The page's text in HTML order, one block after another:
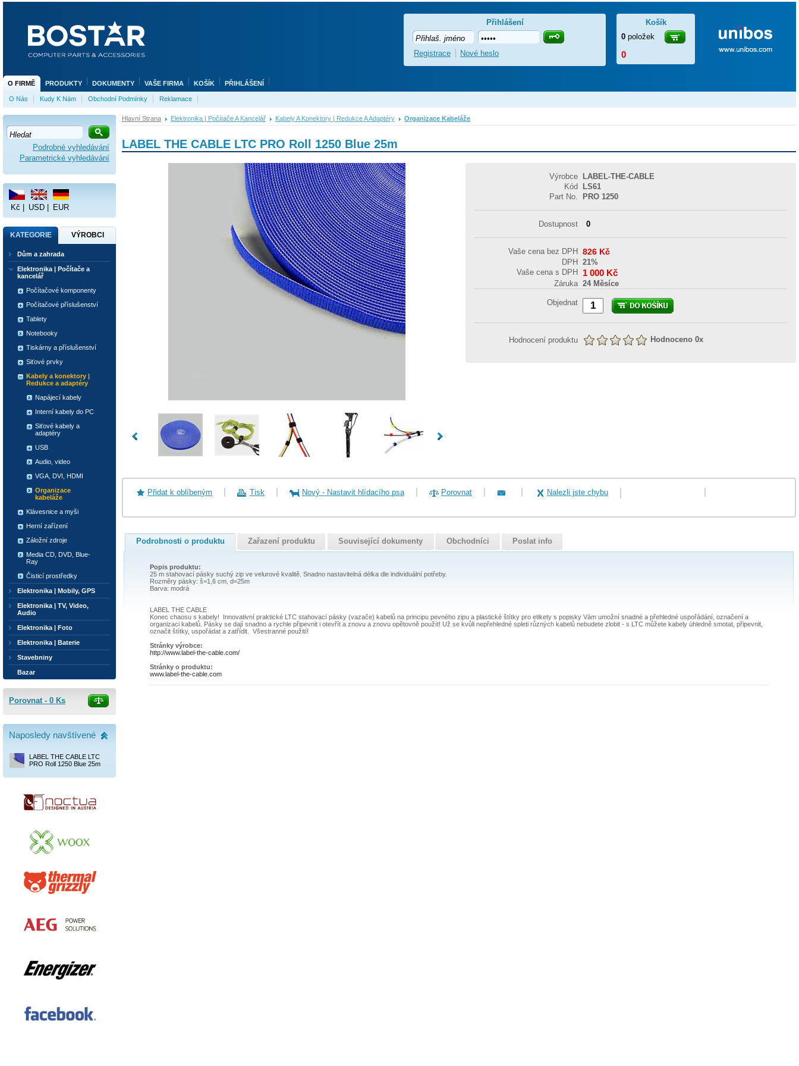
Hlavní Strana Elektronika | Počítače A Kancelář Kabely A Konektory | Redukce A Adaptéry Organizace Kabeláže
LABEL THE CABLE LTC PRO Roll 1250 Blue 25m
Výrobce
LABEL-THE-CABLE
Kód
LS61
Part No.
PRO 1250
Dostupnost 0
Vaše cena bez DPH 826 Kč
DPH
21%
Vaše cena s DPH
1 000 Kč
Záruka 24 Měsíce
Objednat
Hodnocení produktu Hodnoceno 0x
Přidat k oblíbeným Tisk Nový - Nastavit hlídacího psa Porovnat Nalezli jste chybu
Podrobnosti o produktu Zařazení produktu Související dokumenty Obchodníci Poslat info
Popis produktu:
25 m stahovací pásky suchý zip ve velurové kvalitě. Snadno nastavitelná délka dle individuální potřeby.
Rozměry pásky: š=1,6 cm, d=25m
Barva: modrá
LABEL THE CABLE
Konec chaosu s kabely! Innovativní praktické LTC stahovací pásky (vazače) kabelů na principu pevného zipu a plastické štítky pro etikety s popisky Vám umožní snadné a přehledné uspořádání, označení a
organizaci kabelů. Pásky se dají snadno a rychle připevnit i otevřít a znovu a znovu opětovně použít! Už se kvůli nepřehledné spleti různých kabelů nebudete zlobit - s LTC můžete kabely úhledně smotat, připevnit,
označit štítky, uspořádat a zatřídit. Všestranné použití!
Stránky výrobce:
http://www.label-the-cable.com/
Stránky o produktu:
www.label-the-cable.com
Podrobné vyhledávání
Parametrické vyhledávání
Kč USD EUR
KATEGORIE VÝROBCI
Dům a zahrada
Elektronika | Počítače a
kancelář
Počítačové komponenty
Počítačové příslušenství
Tablety
Notebooky
Tiskárny a příslušenství
Siťové prvky
Kabely a konektory |
Redukce a adaptéry
Napájecí kabely
Interní kabely do PC
Siťové kabely a
adaptéry
USB
Audio, video
VGA, DVI, HDMI
Organizace
kabeláže
Klávesnice a myši
Herní zařízení
Záložní zdroje
Media CD, DVD, Blue-
Ray
Čisticí prostředky
Elektronika | Mobily, GPS
Elektronika | TV, Video,
Audio
Elektronika | Foto
Elektronika | Baterie
Stavebniny
Bazar
Porovnat - 0 Ks
Naposledy navštívené
LABEL THE CABLE LTC
PRO Roll 1250 Blue 25m
O FIRMĚ PRODUKTY DOKUMENTY VAŠE FIRMA KOŠÍK PŘIHLÁŠENÍ
O Nás Kudy K Nám Obchodní Podmínky Reklamace
Košík
0 položek
0
Přihlášení
Registrace Nové heslo